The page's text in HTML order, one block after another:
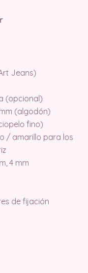
Jeans)
(opcional)
(algodón)
fino)
/ amarillo para los
4 mm
de fijación